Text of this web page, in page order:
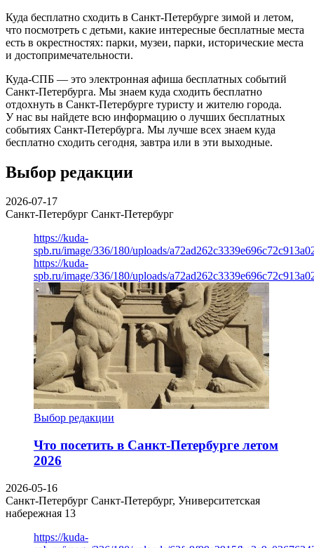
Куда бесплатно сходить в Санкт-Петербурге зимой и летом,
что посмотреть с детьми, какие интересные бесплатные места
есть в окрестностях: парки, музеи, парки, исторические места
и достопримечательности.
Куда-СПБ — это электронная афиша бесплатных событий
Санкт-Петербурга. Мы знаем куда сходить бесплатно
отдохнуть в Санкт-Петербурге туристу и жителю города.
У нас вы найдете всю информацию о лучших бесплатных
событиях Санкт-Петербурга. Мы лучше всех знаем куда
бесплатно сходить сегодня, завтра или в эти выходные.
Выбор редакции
2026-07-17
Санкт-Петербург Санкт-Петербург
https://kuda-
spb.ru/image/336/180/uploads/
https://kuda-
spb.ru/image/336/180/uploads/
Выбор редакции
Что посетить в Санкт-Петербурге летом
2026
2026-05-16
Санкт-Петербург Санкт-Петербург, Университетская
набережная 13
https://kuda-